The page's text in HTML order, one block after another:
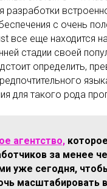
разработки
с очень
все еще находится
стадии своей
определить,
для такого рода
агентство,
за менее
уже сегодня,
масштабировать